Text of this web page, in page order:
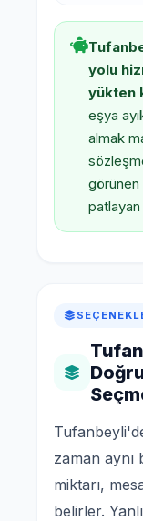
yolu
yükten
eşya
almak
görünen
zaman aynı
miktarı,
belirler.